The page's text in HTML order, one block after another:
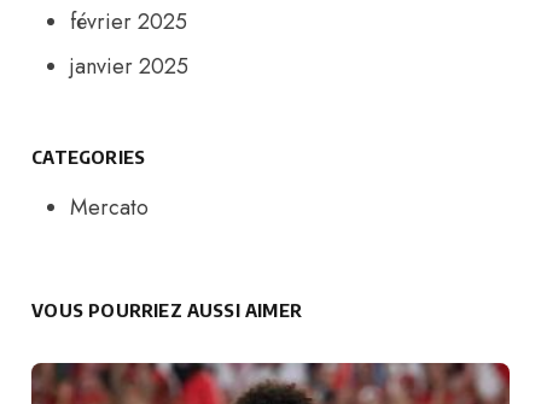
février 2025
janvier 2025
CATEGORIES
Mercato
VOUS POURRIEZ AUSSI AIMER